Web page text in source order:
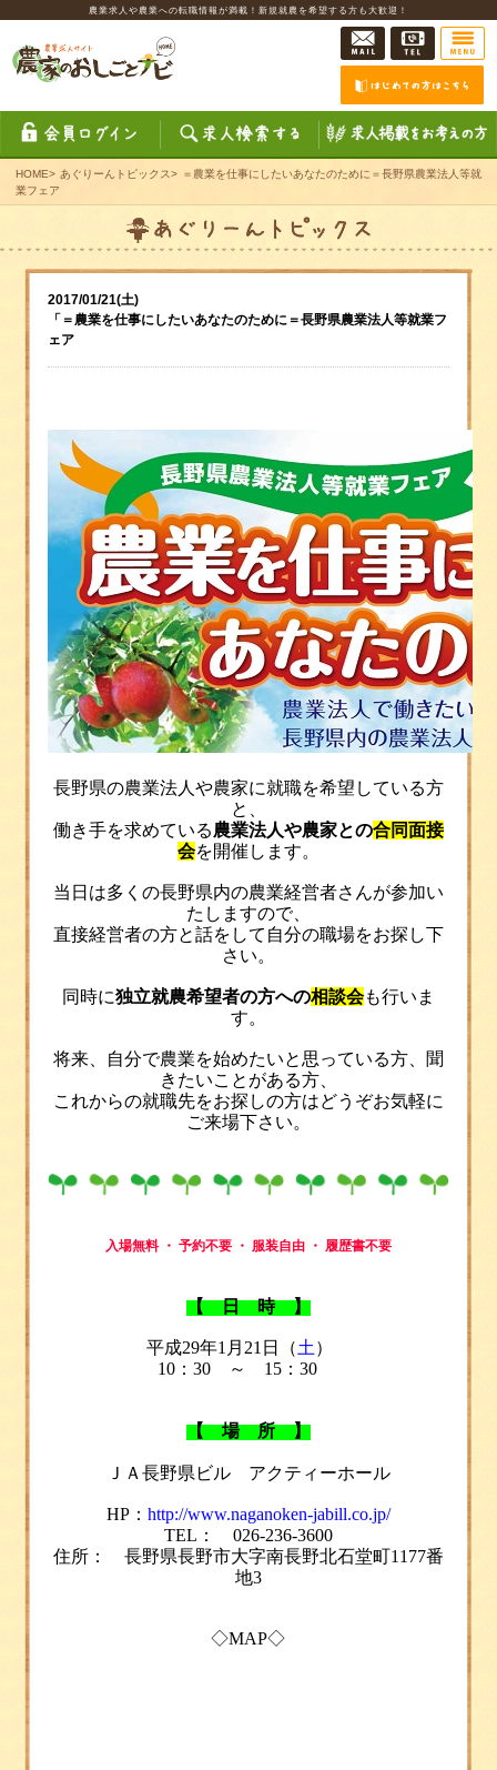
農業求人や農業への転職情報が満載！新規就農を希望する方も大歓迎！
HOME> あぐりーんトピックス> ＝農業を仕事にしたいあなたのために＝長野県農業法人等就
業フェア
2017/01/21(土)
「＝農業を仕事にしたいあなたのために＝長野県農業法人等就業フ
ェア
長野県の農業法人や農家に就職を希望している方
と、
働き手を求めている農業法人や農家との合同面接
会を開催します。
当日は多くの長野県内の農業経営者さんが参加い
たしますので、
直接経営者の方と話をして自分の職場をお探し下
さい。
同時に独立就農希望者の方への相談会も行いま
す。
将来、自分で農業を始めたいと思っている方、聞
きたいことがある方、
これからの就職先をお探しの方はどうぞお気軽に
ご来場下さい。
入場無料 ・ 予約不要 ・ 服装自由 ・ 履歴書不要
【日 時】
平成29年1 月21 日（土 ）
10： 30～ 15： 30
【場 所】
ＪＡ長野県ビル アクティーホール
HP： http://www.naganoken-jabill.co.jp/
TEL： 026-236-3600
住所： 長野県長野市大字南長野北石堂町1177番
地3
◇MAP◇